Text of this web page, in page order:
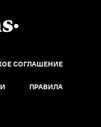
СОГЛАШЕНИЕ
ПРАВИЛА